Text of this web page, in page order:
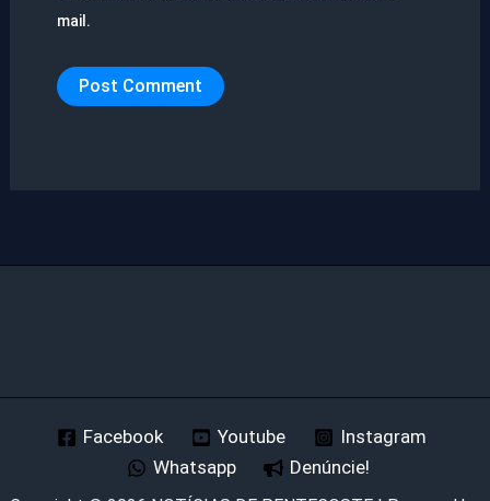
mail.
Facebook Youtube
Instagram
Whatsapp
Denúncie!